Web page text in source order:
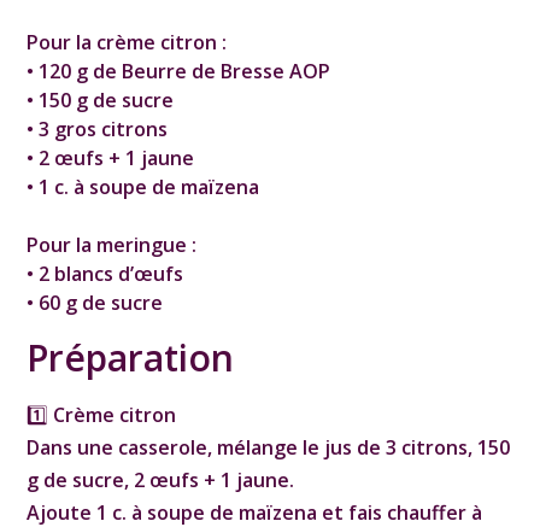
Pour la crème citron :
• 120 g de Beurre de Bresse AOP
• 150 g de sucre
• 3 gros citrons
• 2 œufs + 1 jaune
• 1 c. à soupe de maïzena
Pour la meringue :
• 2 blancs d’œufs
• 60 g de sucre
Préparation
1️⃣ Crème citron
Dans une casserole, mélange le jus de 3 citrons, 150
g de sucre, 2 œufs + 1 jaune.
Ajoute 1 c. à soupe de maïzena et fais chauffer à